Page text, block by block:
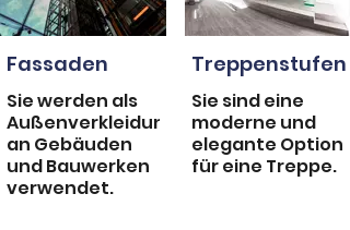
Fassaden
Sie werden als
Außenverkleidung
an Gebäuden
und Bauwerken
verwendet.
Treppenstufen
Sie sind eine
moderne und
elegante Option
für eine Treppe.